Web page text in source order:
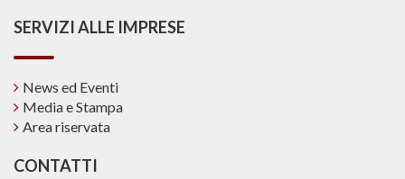
SERVIZI ALLE IMPRESE
News ed Eventi
Media e Stampa
Area riservata
CONTATTI